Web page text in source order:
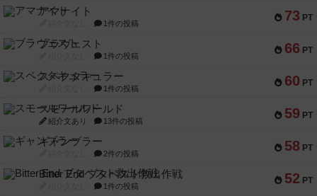
73 PT
アマナイト
1件の投稿
66 PT
ブラヴェスト
1件の投稿
60 PT
スペクタキュラー
1件の投稿
59 PT
スモールワールド
紹介文あり 13件の投稿
58 PT
ギャンブラー
2件の投稿
52 PT
Bitter End ブタペスト救出作戦
1件の投稿